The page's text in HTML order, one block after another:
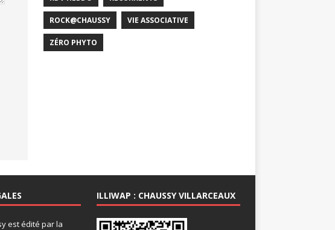
ROCK@CHAUSSY VIE ASSOCIATIVE
ZÉRO PHYTO
est édité par la
ILLIWAP : CHAUSSY VILLARCEAUX